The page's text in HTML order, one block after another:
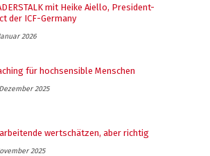
mit Heike Aiello, President-
der ICF-Germany
2026
für hochsensible Menschen
2025
wertschätzen, aber richtig
2025